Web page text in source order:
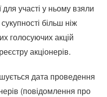
участі у ньому взяли
більш ніж
голосуючих акцій
акціонерів.
дата проведення
(повідомлення про